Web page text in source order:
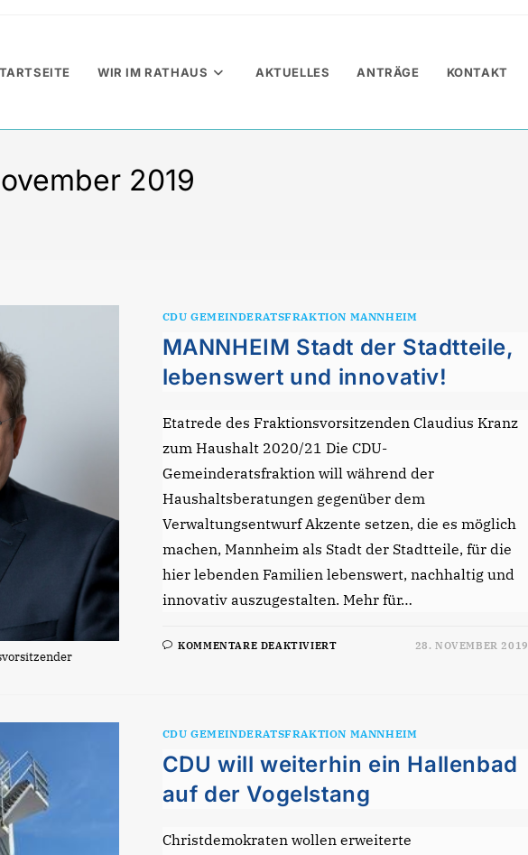
WIR IM RATHAUS AKTUELLES ANTRÄGE KONTAKT
2019
CDU GEMEINDERATSFRAKTION MANNHEIM
MANNHEIM Stadt der Stadtteile,
lebenswert und innovativ!
Etatrede des Fraktionsvorsitzenden Claudius Kranz
zum Haushalt 2020/21 Die CDU-
Gemeinderatsfraktion will während der
Haushaltsberatungen gegenüber dem
Verwaltungsentwurf Akzente setzen, die es möglich
machen, Mannheim als Stadt der Stadtteile, für die
hier lebenden Familien lebenswert, nachhaltig und
innovativ auszugestalten. Mehr für…
KOMMENTARE DEAKTIVIERTFÜR
INNOVATIV!
28. NOVEMBER 2019
CDU GEMEINDERATSFRAKTION MANNHEIM
CDU will weiterhin ein Hallenbad
auf der Vogelstang
Christdemokraten wollen erweiterte